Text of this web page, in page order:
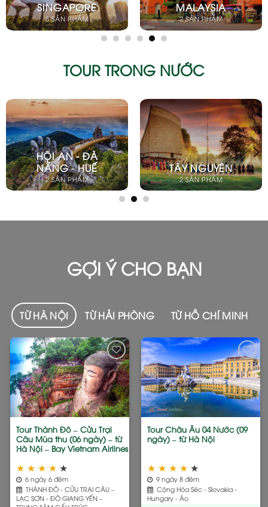
LÀO
1 SẢN PHẨM
BALI
1 SẢN PHẨM
TOUR TRONG NƯỚC
BUÔN MÊ
1 SẢN
TP. HỒ CHÍ MINH
1 SẢN PHẨM
GỢI Ý CHO BẠN
TỪ HÀ NỘI TỪ HẢI PHÒNG TỪ HỒ CHÍ MINH
Add
to
wishlist
Tour Châu Âu 04 Nước (09
ngày) – từ Hà Nội
★ ★ ★ ★ ★
9 ngày 8 đêm
Cộng Hòa Séc - Slovakia -
Hungary - Áo
Add
to
wishlist
Tour Hàn Quốc Mùa Hoa
Anh Đào (5 ngày) – từ Hà
★ ★ ★ ★ ★
5 ngày 4 đêm
SEOUL – YEOUIDO PARK –
EVERLAND – ĐẢO NAMI